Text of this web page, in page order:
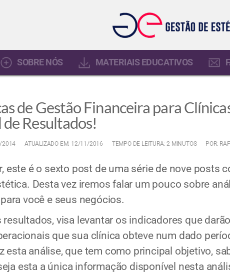
SOBRE NÓS MATERIAIS EDUCATIVOS
de Gestão Financeira para
Resultados!
2014 ATUALIZADO EM: 12/11/2016 TEMPO DE LEITURA: 2 MINUTOS POR:
este é o sexto post de uma série de nove posts
Desta vez iremos falar um pouco sobre
você e seus negócios.
resultados, visa levantar os indicadores que
que sua clínica obteve num dado
esta análise, que tem como principal objetivo,
esta a única informação disponível nesta